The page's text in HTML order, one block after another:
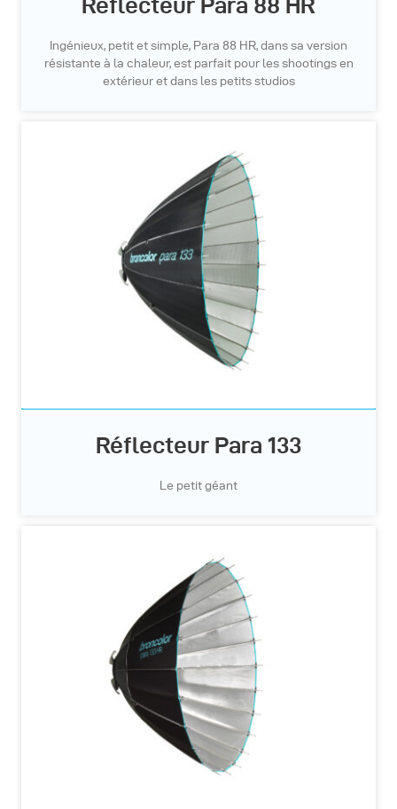
Réflecteur Para 88 HR
Ingénieux, petit et simple, Para 88 HR, dans sa version
résistante à la chaleur, est parfait pour les shootings en
extérieur et dans les petits studios
Réflecteur Para 133
Le petit géant